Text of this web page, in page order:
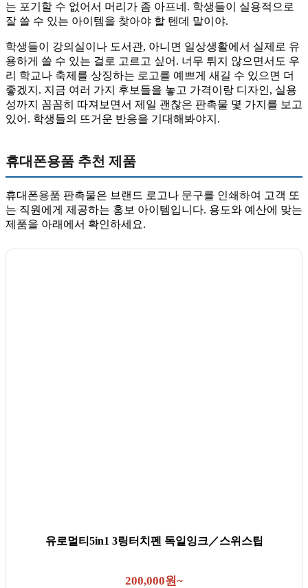
는 포기할 수 없어서 머리가 좀 아프네. 학생들이 실용적으로
잘 쓸 수 있는 아이템을 찾아야 할 텐데 말이야.
학생들이 강의실이나 도서관, 아니면 일상생활에서 실제로 유
용하게 쓸 수 있는 걸로 고르고 싶어. 너무 튀지 않으면서도 우
리 학교나 축제를 상징하는 로고를 예쁘게 새길 수 있으면 더
좋겠지. 지금 여러 가지 후보들을 놓고 가격이랑 디자인, 실용
성까지 꼼꼼히 따져보면서 제일 괜찮은 판촉물 몇 가지를 보고
있어. 학생들의 뜨거운 반응을 기대해봐야지.
휴대폰용품 추천 제품
휴대폰용품 판촉물은 브랜드 로고나 문구를 인쇄하여 고객 또
는 직원에게 제공하는 홍보 아이템입니다. 용도와 예산에 맞는
제품을 아래에서 확인하세요.
유로멀티5in1 3링터치펜 독일잉크／스위스팁
200,000원~